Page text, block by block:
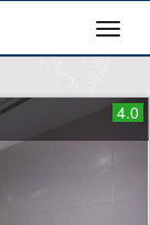
4.0